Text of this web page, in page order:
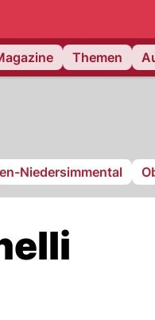
Themen
Niedersimmental